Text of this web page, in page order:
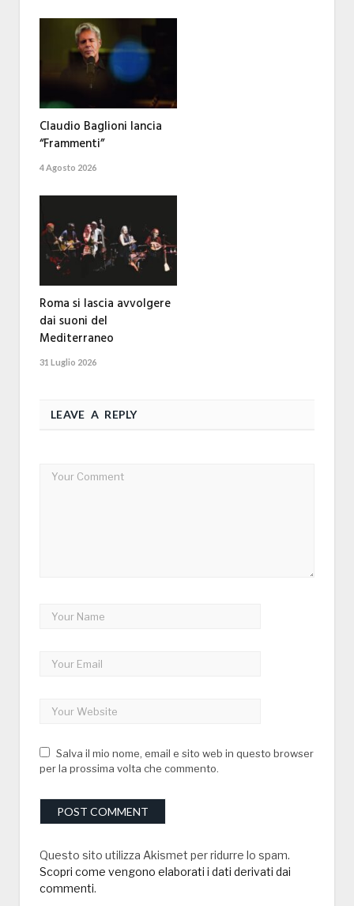
Claudio Baglioni lancia
“Frammenti”
4 Agosto 2026
Roma si lascia avvolgere
dai suoni del
Mediterraneo
31 Luglio 2026
LEAVE A REPLY
Salva il mio nome, email e sito web in questo browser
per la prossima volta che commento.
Questo sito utilizza Akismet per ridurre lo spam.
Scopri come vengono elaborati i dati derivati dai
commenti.